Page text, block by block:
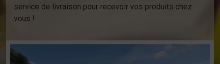
service de livraison pour recevoir vos produits chez
vous !